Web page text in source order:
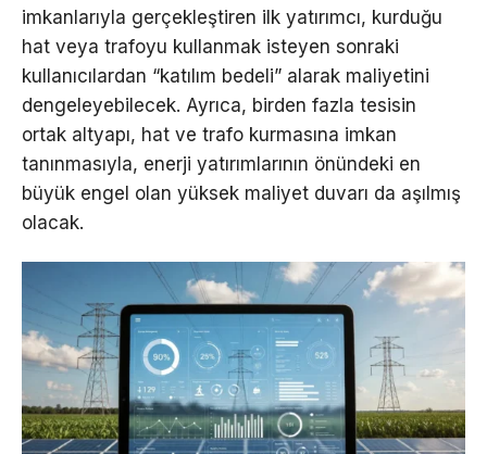
imkanlarıyla gerçekleştiren ilk yatırımcı, kurduğu
hat veya trafoyu kullanmak isteyen sonraki
kullanıcılardan “katılım bedeli” alarak maliyetini
dengeleyebilecek. Ayrıca, birden fazla tesisin
ortak altyapı, hat ve trafo kurmasına imkan
tanınmasıyla, enerji yatırımlarının önündeki en
büyük engel olan yüksek maliyet duvarı da aşılmış
olacak.